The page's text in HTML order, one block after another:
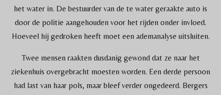
het water in. De bestuurder van de te water geraakte auto is
door de politie aangehouden voor het rijden onder invloed.
Hoeveel hij gedroken heeft moet een ademanalyse uitsluiten.
Twee mensen raakten dusdanig gewond dat ze naar het
ziekenhuis overgebracht moesten worden. Een derde persoon
had last van haar pols, maar bleef verder ongedeerd. Bergers